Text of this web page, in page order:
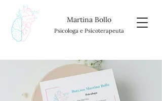
Martina Bollo
Psicologa e Psicoterapeuta